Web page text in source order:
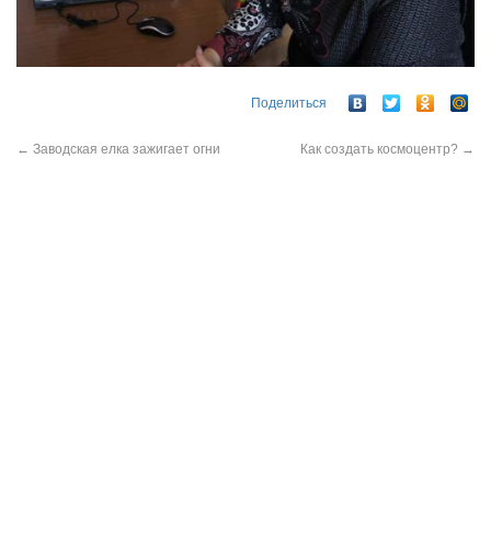
Поделиться
← Заводская елка зажигает огни Как создать космоцентр? →